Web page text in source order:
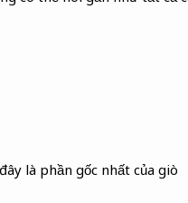
là phần gốc nhất của giò